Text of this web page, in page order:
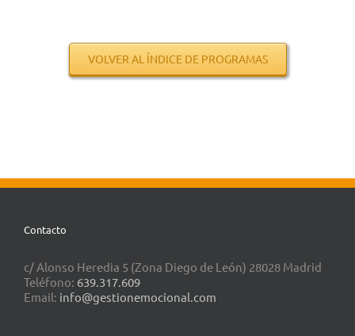
VOLVER AL ÍNDICE DE PROGRAMAS
Contacto
c/ Alonso Heredia 5 (Zona Diego de León) 28028 Madrid
Teléfono: 639.317.609
Email: info@gestionemocional.com